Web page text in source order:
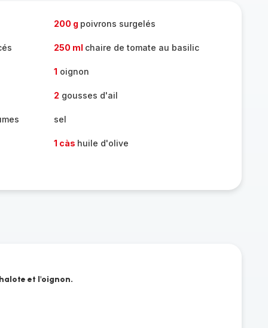
200 g poivrons surgelés
250 ml chaire de tomate au basilic
1 oignon
2 gousses d'ail
sel
1 càs huile d'olive
et l'oignon.